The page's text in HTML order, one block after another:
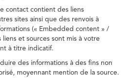
contact contient des liens
sites ainsi que des renvois à
(« Embedded content » /
et sources sont mis à votre
à titre indicatif.
des informations à des fins non
moyennant mention de la source.